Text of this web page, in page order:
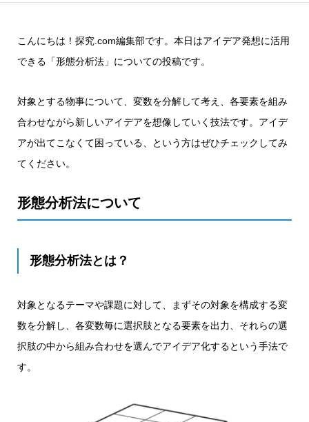
こんにちは！探究.com編集部です。本日はアイデア発想に活用
できる「形態分析法」についての投稿です。
対象とする物事について、変数を分解して考え、各要素を組み
合わせながら新しいアイデアを想像していく技法です。アイデ
アが出てこなくて困っている、という方はぜひチェックしてみ
てください。
形態分析法について
形態分析法とは？
対象となるテーマや課題に対して、まずその対象を構成する変
数を分解し、各変数毎に選択肢となる要素を出力、それらの選
択肢の中から組み合わせを選んでアイデア化するという手法で
す。